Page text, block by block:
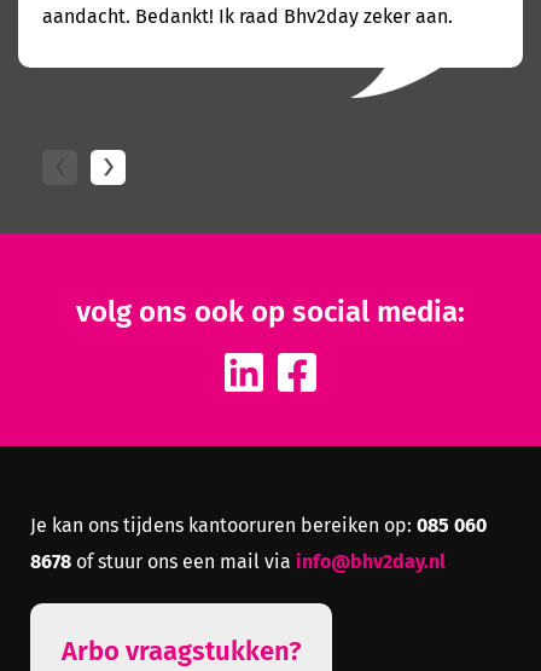
aandacht. Bedankt! Ik raad Bhv2day zeker aan.
volg ons ook op social media:
Je kan ons tijdens kantooruren bereiken op: 085 060
8678 of stuur ons een mail via info@bhv2day.nl
Arbo vraagstukken?